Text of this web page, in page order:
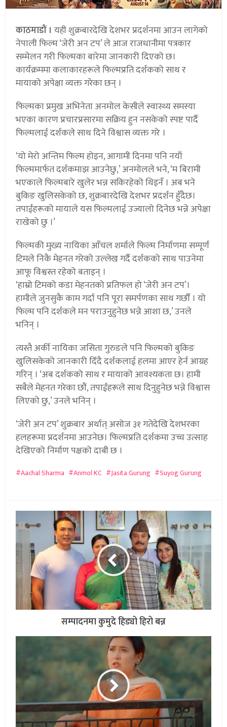
काठमाडौं । यही शुक्रबारदेखि देशभर प्रदर्शनमा आउन लागेको
नेपाली फिल्म ‘जेरी अन टप’ ले आज राजधानीमा पत्रकार
सम्मेलन गरी फिल्मका बारेमा जानकारी दिएको छ।
कार्यक्रममा कलाकारहरूले फिल्मप्रति दर्शकको साथ र
मायाको अपेक्षा व्यक्त गरेका छन् ।
फिल्मका प्रमुख अभिनेता अनमोल केसीले स्वास्थ्य समस्या
भएका कारण प्रचारप्रसारमा सक्रिय हुन नसकेको स्पष्ट पार्दै
फिल्मलाई दर्शकले साथ दिने विश्वास व्यक्त गरे ।
‘यो मेरो अन्तिम फिल्म होइन, आगामी दिनमा पनि नयाँ
फिल्ममार्फत दर्शकमाझ आउनेछु,’ अनमोलले भने, ‘म बिरामी
भएकाले फिल्मबारे खुलेर भन्न सकिरहेको थिइनँ । अब भने
बुकिङ खुलिसकेको छ, शुक्रबारदेखि देशभर प्रदर्शन हुँदैछ।
तपाईंहरूको मायाले यस फिल्मलाई उज्यालो दिनेछ भन्ने अपेक्षा
राखेको छु ।’
फिल्मकी मुख्य नायिका आँचल शर्माले फिल्म निर्माणमा सम्पूर्ण
टिमले निकै मेहनत गरेको उल्लेख गर्दै दर्शकको साथ पाउनेमा
आफू विश्वस्त रहेको बताइन् ।
‘हाम्रो टिमको कडा मेहनतको प्रतिफल हो ‘जेरी अन टप’।
हामीले जुनसुकै काम गर्दा पनि पूरा समर्पणका साथ गर्छौं । यो
फिल्म पनि दर्शकले मन पराउनुहुनेछ भन्ने आशा छ,’ उनले
भनिन् ।
त्यस्तै अर्की नायिका जसिता गुरुङले पनि फिल्मको बुकिङ
खुलिसकेको जानकारी दिँदै दर्शकलाई हलमा आएर हेर्न आग्रह
गरिन् । ‘अब दर्शकको साथ र मायाको आवश्यकता छ। हामी
सबैले मेहनत गरेका छौं, तपाईंहरूले साथ दिनुहुनेछ भन्ने विश्वास
लिएको छु,’ उनले भनिन् ।
‘जेरी अन टप’ शुक्रबार अर्थात् असोज ३१ गतेदेखि देशभरका
हलहरूमा प्रदर्शनमा आउनेछ। फिल्मप्रति दर्शकमा उच्च उत्साह
देखिएको निर्माण पक्षको दाबी छ ।
Aachal Sharma Anmol KC Jasita Gurung Suyog Gurung
सम्पादनमा कुमुदे हिड्यो हिरो बन्न